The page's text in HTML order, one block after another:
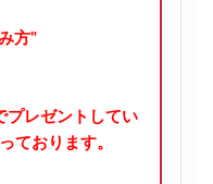
方"
プレゼントしてい
ております。